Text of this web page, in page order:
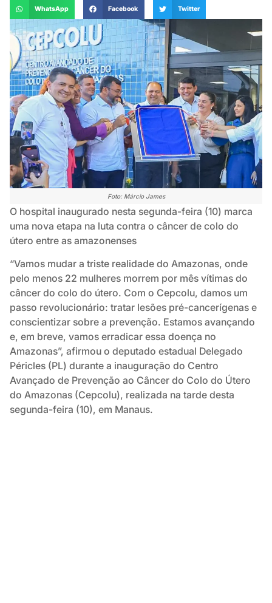
WhatsApp Facebook Twitter
Foto: Márcio James
O hospital inaugurado nesta segunda-feira (10) marca
uma nova etapa na luta contra o câncer de colo do
útero entre as amazonenses
“Vamos mudar a triste realidade do Amazonas, onde
pelo menos 22 mulheres morrem por mês vítimas do
câncer do colo do útero. Com o Cepcolu, damos um
passo revolucionário: tratar lesões pré-cancerígenas e
conscientizar sobre a prevenção. Estamos avançando
e, em breve, vamos erradicar essa doença no
Amazonas”, afirmou o deputado estadual Delegado
Péricles (PL) durante a inauguração do Centro
Avançado de Prevenção ao Câncer do Colo do Útero
do Amazonas (Cepcolu), realizada na tarde desta
segunda-feira (10), em Manaus.